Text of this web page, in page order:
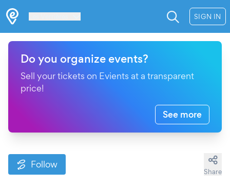
SIGN IN
Do you organize events?
Sell your tickets on Evients at a transparent
price!
See more
Follow
Share